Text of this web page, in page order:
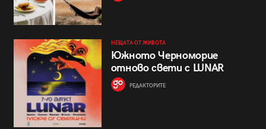
НЕЩАТА ОТ ЖИВОТА
Южното Черноморие
отново свети с LUNAR
РЕДАКТОРИТЕ